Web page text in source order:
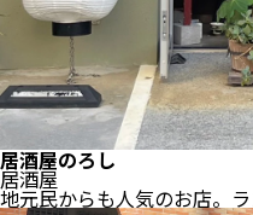
居酒屋のろし
居酒屋
地元民からも人気のお店。ラ